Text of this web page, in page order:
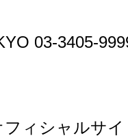
03-3405-
フィシャルサ